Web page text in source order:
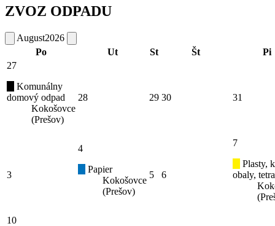
ZVOZ ODPADU
August2026
Po
Ut St Št
Pi
27
Komunálny
domový odpad
Kokošovce
(Prešov)
28 29 30 31
3
4
Papier
Kokošovce
(Prešov)
5 6
7
Plasty,
obaly,
10